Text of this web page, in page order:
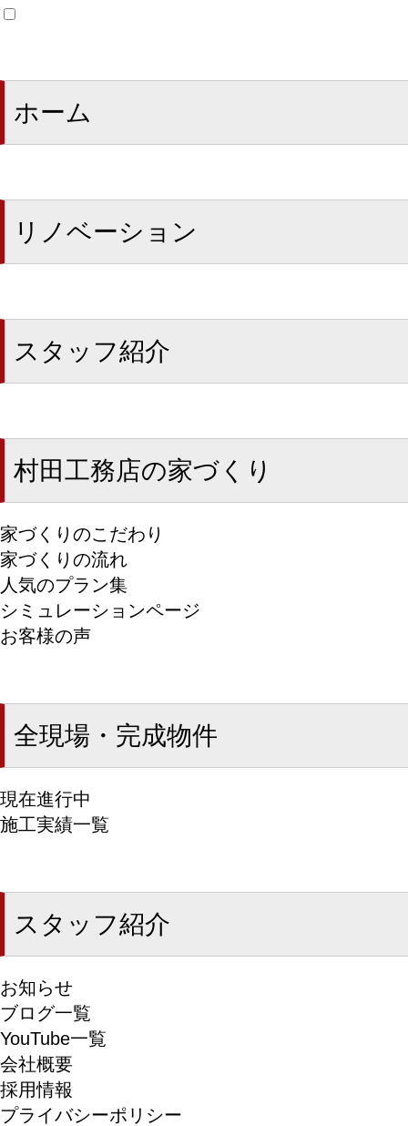
ホーム
リノベーション
スタッフ紹介
村田工務店の家づくり
家づくりのこだわり
家づくりの流れ
人気のプラン集
シミュレーションページ
お客様の声
全現場・完成物件
現在進行中
施工実績一覧
スタッフ紹介
お知らせ
ブログ一覧
YouTube一覧
会社概要
採用情報
プライバシーポリシー